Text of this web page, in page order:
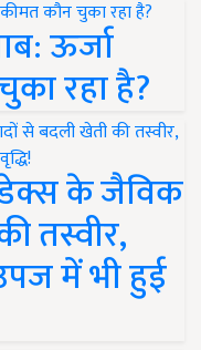
ऊर्जा
रहा है?
के जैविक
तस्वीर,
में भी हुई